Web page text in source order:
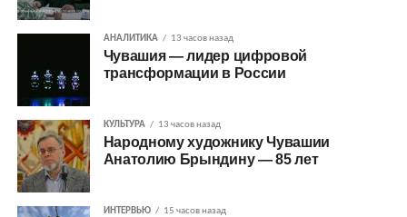
АНАЛИТИКА 13 часов назад
Чувашия — лидер цифровой
трансформации в России
КУЛЬТУРА 13 часов назад
Народному художнику Чувашии
Анатолию Брындину — 85 лет
ИНТЕРВЬЮ 15 часов назад